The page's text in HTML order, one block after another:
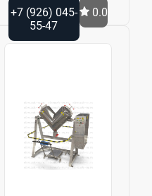
+7 (926) 045-
55-47
0.0